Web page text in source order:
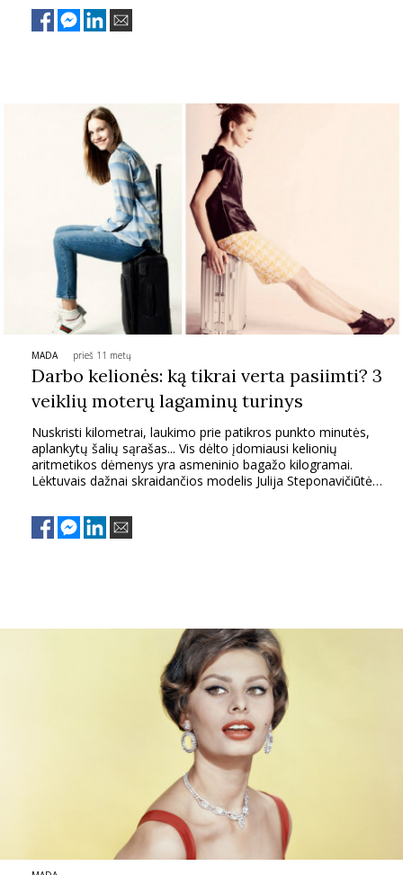
MADA prieš 11 metų
Darbo kelionės: ką tikrai verta pasiimti? 3
veiklių moterų lagaminų turinys
Nuskristi kilometrai, laukimo prie patikros punkto minutės,
aplankytų šalių sąrašas... Vis dėlto įdomiausi kelionių
aritmetikos dėmenys yra asmeninio bagažo kilogramai.
Lėktuvais dažnai skraidančios modelis Julija Steponavičiūtė,
tinklaraštininkė Deimantė Bulbenkaitė pataria, ką krauti į
lagaminą, kad jo nereikėtų tįsti ir kad kelionėje nieko